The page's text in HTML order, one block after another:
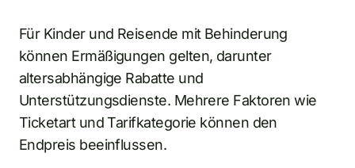
Für Kinder und Reisende mit Behinderung
können Ermäßigungen gelten, darunter
altersabhängige Rabatte und
Unterstützungsdienste. Mehrere Faktoren wie
Ticketart und Tarifkategorie können den
Endpreis beeinflussen.